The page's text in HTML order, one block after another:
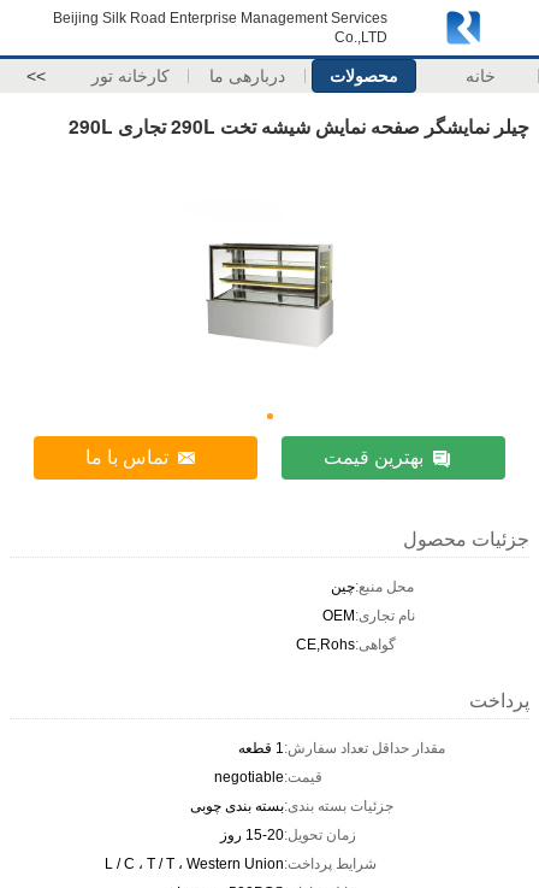
Beijing Silk Road Enterprise Management Services
Co.,LTD
خانه محصولات دربارهی ما کارخانه تور >>
چیلر نمایشگر صفحه نمایش شیشه تخت 290L تجاری 290L
بهترین قیمت تماس با ما
جزئیات محصول
محل منبع:چین
نام تجاری:OEM
گواهی:CE,Rohs
پرداخت
مقدار حداقل تعداد سفارش:1 قطعه
قیمت:negotiable
جزئیات بسته بندی:بسته بندی چوبی
زمان تحویل:15-20 روز
شرایط پرداخت:L / C ، T / T ، Western Union